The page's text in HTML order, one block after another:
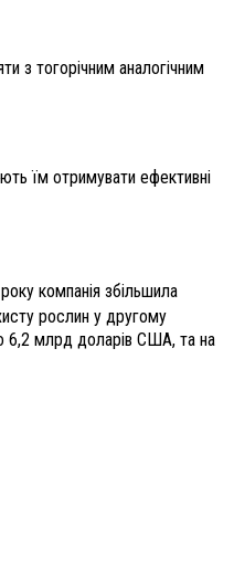
з тогорічним аналогічним
їм отримувати ефективні
компанія збільшила
рослин у другому
6,2 млрд доларів США, та на